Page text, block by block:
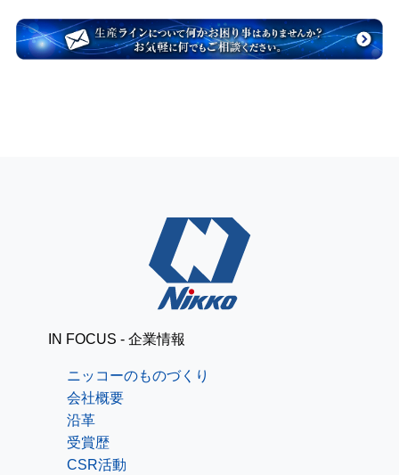
IN FOCUS - 企業情報
ニッコーのものづくり
会社概要
沿革
受賞歴
CSR活動